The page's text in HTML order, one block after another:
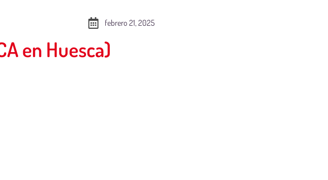
febrero 21, 2025
en Huesca)